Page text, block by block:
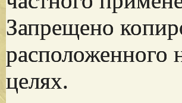
Запрещено
расположенного
целях.